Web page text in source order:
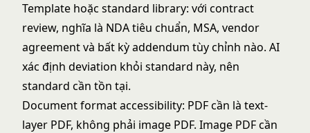
Template hoặc standard library: với contract
review, nghĩa là NDA tiêu chuẩn, MSA, vendor
agreement và bất kỳ addendum tùy chỉnh nào. AI
xác định deviation khỏi standard này, nên
standard cần tồn tại.
Document format accessibility: PDF cần là text-
layer PDF, không phải image PDF. Image PDF cần